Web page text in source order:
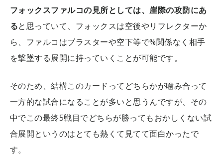
フォックスファルコの見所としては、崖際の攻防にあ
ると思っていて、フォックスは空後やリフレクターか
ら、ファルコはブラスターや空下等で%関係なく相手
を撃墜する展開に持っていくことが可能です。
そのため、結構このカードってどちらかが噛み合って
一方的な試合になることが多いと思うんですが、その
中でこの最終5戦目でどちらが勝ってもおかしくない試
合展開というのはとても熱くて見てて面白かったで
す。